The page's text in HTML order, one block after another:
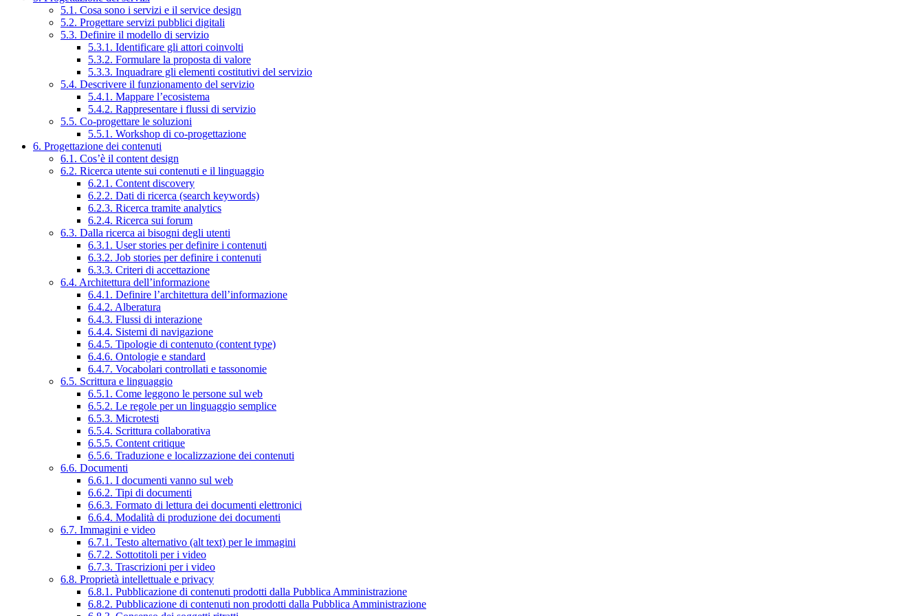
5.1. Cosa sono i servizi e il service design
5.2. Progettare servizi pubblici digitali
5.3. Definire il modello di servizio
5.3.1. Identificare gli attori coinvolti
5.3.2. Formulare la proposta di valore
5.3.3. Inquadrare gli elementi costitutivi del servizio
5.4. Descrivere il funzionamento del servizio
5.4.1. Mappare l’ecosistema
5.4.2. Rappresentare i flussi di servizio
5.5. Co-progettare le soluzioni
5.5.1. Workshop di co-progettazione
6. Progettazione dei contenuti
6.1. Cos’è il content design
6.2. Ricerca utente sui contenuti e il linguaggio
6.2.1. Content discovery
6.2.2. Dati di ricerca (search keywords)
6.2.3. Ricerca tramite analytics
6.2.4. Ricerca sui forum
6.3. Dalla ricerca ai bisogni degli utenti
6.3.1. User stories per definire i contenuti
6.3.2. Job stories per definire i contenuti
6.3.3. Criteri di accettazione
6.4. Architettura dell’informazione
6.4.1. Definire l’architettura dell’informazione
6.4.2. Alberatura
6.4.3. Flussi di interazione
6.4.4. Sistemi di navigazione
6.4.5. Tipologie di contenuto (content type)
6.4.6. Ontologie e standard
6.4.7. Vocabolari controllati e tassonomie
6.5. Scrittura e linguaggio
6.5.1. Come leggono le persone sul web
6.5.2. Le regole per un linguaggio semplice
6.5.3. Microtesti
6.5.4. Scrittura collaborativa
6.5.5. Content critique
6.5.6. Traduzione e localizzazione dei contenuti
6.6. Documenti
6.6.1. I documenti vanno sul web
6.6.2. Tipi di documenti
6.6.3. Formato di lettura dei documenti elettronici
6.6.4. Modalità di produzione dei documenti
6.7. Immagini e video
6.7.1. Testo alternativo (alt text) per le immagini
6.7.2. Sottotitoli per i video
6.7.3. Trascrizioni per i video
6.8. Proprietà intellettuale e privacy
6.8.1. Pubblicazione di contenuti prodotti dalla Pubblica Amministrazione
6.8.2. Pubblicazione di contenuti non prodotti dalla Pubblica Amministrazione